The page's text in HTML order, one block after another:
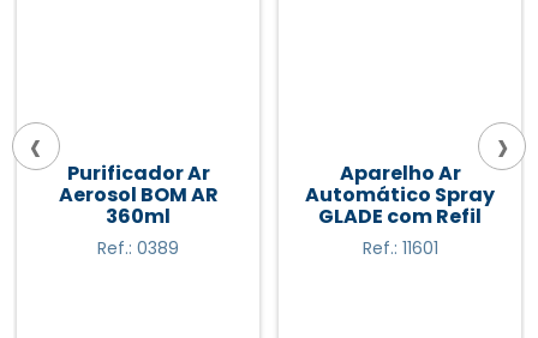
Aparelho Ar
Automático Spray
GLADE com Refil
Ref.: 11601
Tela para Mictório
TWIST - Un
Ref.: 15038
‹ ›